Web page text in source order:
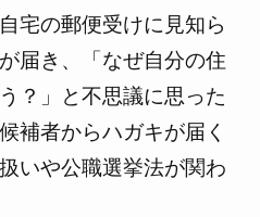
宅の郵便受けに見知ら
届き、「なぜ自分の住
？」と不思議に思った
補者からハガキが届く
いや公職選挙法が関わ